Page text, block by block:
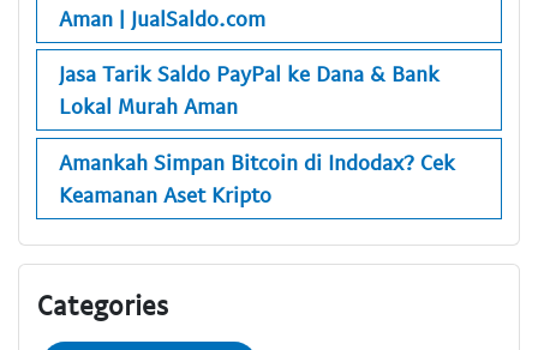
Aman | JualSaldo.com
Jasa Tarik Saldo PayPal ke Dana & Bank
Lokal Murah Aman
Amankah Simpan Bitcoin di Indodax? Cek
Keamanan Aset Kripto
Categories